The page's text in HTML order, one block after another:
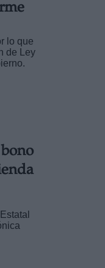
lo que
de Ley